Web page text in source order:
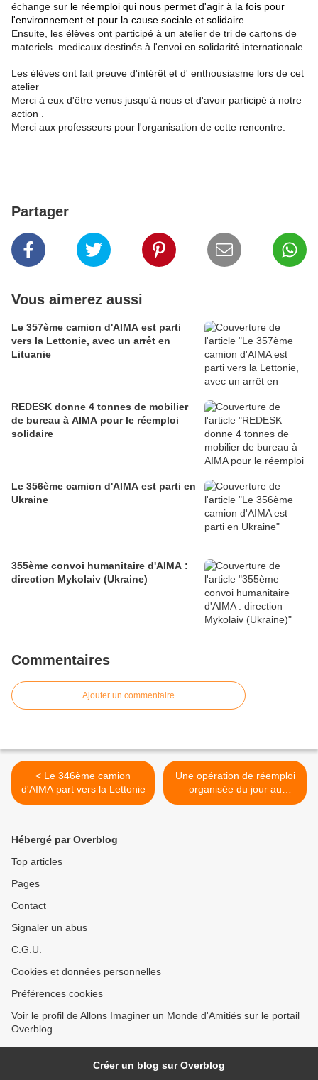
échange sur le réemploi qui nous permet d'agir à la fois pour
l'environnement et pour la cause sociale et solidaire.
Ensuite, les élèves ont participé à un atelier de tri de cartons de
materiels medicaux destinés à l'envoi en solidarité internationale.
Les élèves ont fait preuve d'intérêt et d' enthousiasme lors de cet
atelier
Merci à eux d'être venus jusqu'à nous et d'avoir participé à notre
action .
Merci aux professeurs pour l'organisation de cette rencontre.
Partager
Vous aimerez aussi
Le 357ème camion d'AIMA est parti
vers la Lettonie, avec un arrêt en
Lituanie
REDESK donne 4 tonnes de mobilier
de bureau à AIMA pour le réemploi
solidaire
Le 356ème camion d'AIMA est parti en
Ukraine
355ème convoi humanitaire d'AIMA :
direction Mykolaiv (Ukraine)
Commentaires
Ajouter un commentaire
< Le 346ème camion
d'AIMA part vers la Lettonie
Une opération de réemploi
organisée du jour au
lendemain : La Réactivité,
Hébergé par Overblog
Top articles
Pages
Contact
Signaler un abus
C.G.U.
Cookies et données personnelles
Préférences cookies
Voir le profil de Allons Imaginer un Monde d'Amitiés sur le portail
Overblog
Créer un blog sur Overblog